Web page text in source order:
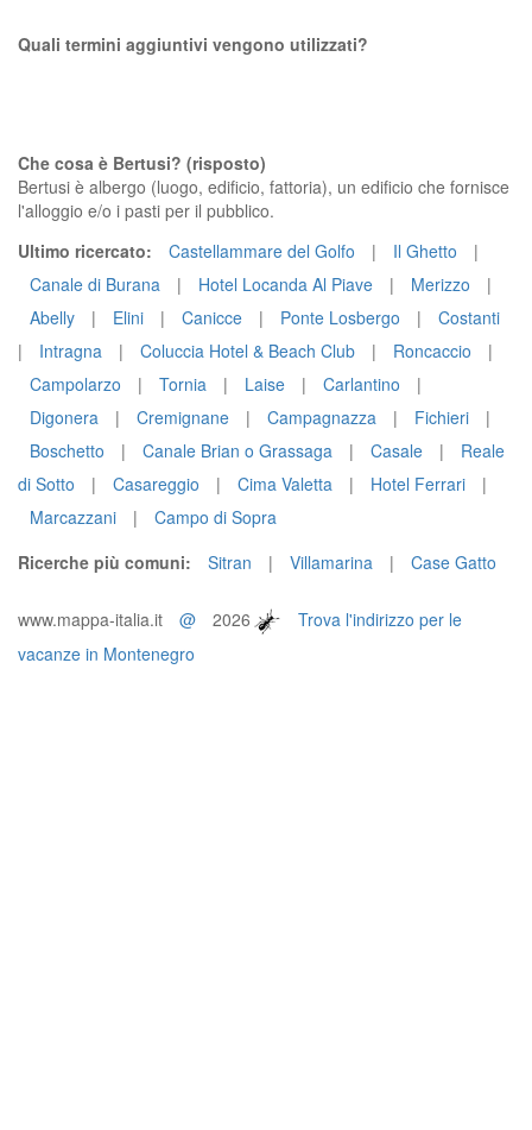
Quali termini aggiuntivi vengono utilizzati?
Che cosa è Bertusi? (risposto)
Bertusi è albergo (luogo, edificio, fattoria), un edificio che fornisce
l'alloggio e/o i pasti per il pubblico.
Ultimo ricercato:
Castellammare del Golfo | Il Ghetto
|
Canale di Burana
| Hotel Locanda Al Piave | Merizzo
|
Abelly
| Elini | Canicce | Ponte Losbergo |
Costanti
|
Intragna | Coluccia Hotel & Beach Club | Roncaccio
|
Campolarzo
| Tornia | Laise | Carlantino
|
Digonera
| Cremignane | Campagnazza | Fichieri
|
Boschetto
| Canale Brian o Grassaga | Casale |
Reale
di Sotto
| Casareggio | Cima Valetta | Hotel Ferrari
|
Marcazzani
|
Campo di Sopra
Ricerche più comuni:
Sitran | Villamarina | Case Gatto
www.mappa-italia.it @ 2026
Trova l'indirizzo per le
vacanze in Montenegro